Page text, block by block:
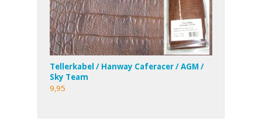
Tellerkabel / Hanway Caferacer / AGM /
Sky Team
9,95